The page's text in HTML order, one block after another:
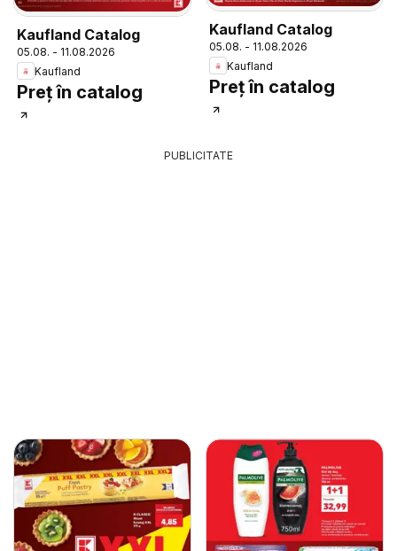
Kaufland Catalog
05.08. - 11.08.2026
Kaufland
Preț în catalog
Kaufland Catalog
05.08. - 11.08.2026
Kaufland
Preț în catalog
PUBLICITATE